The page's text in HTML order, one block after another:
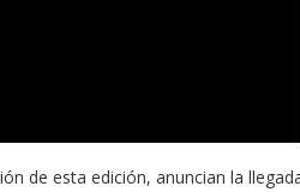
de esta edición, anuncian la